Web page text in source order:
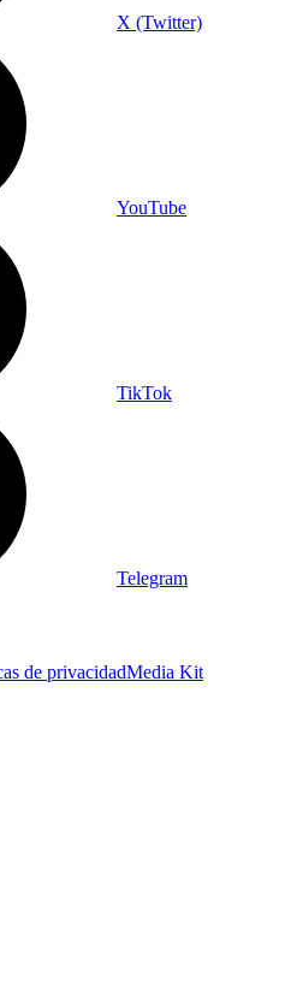
X (Twitter)
YouTube
TikTok
Telegram
de privacidadMedia Kit